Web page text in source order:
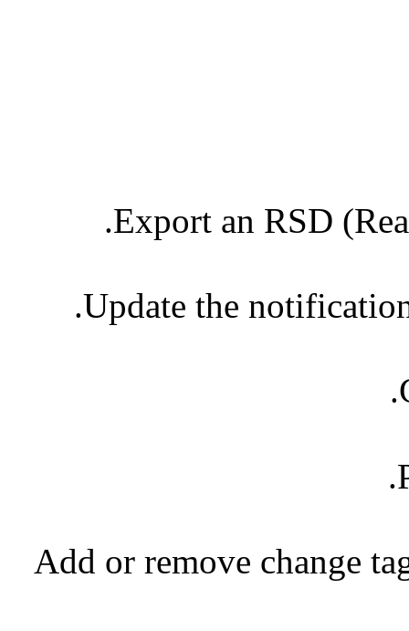
Export an RSD
Update the
Add or remove change